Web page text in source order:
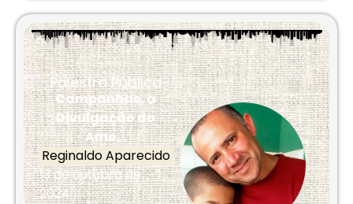
Palestra Pública
Campanhas, a
Divulgação do
Amo...
Reginaldo Aparecido
13 de outubro de
2024